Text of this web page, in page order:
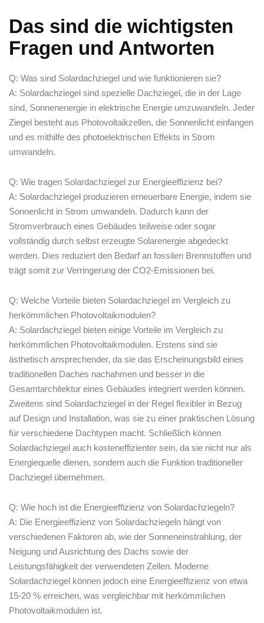
Das sind die wichtigsten
Fragen und Antworten
Q: Was sind Solardachziegel und wie ​funktionieren sie?
A: Solardachziegel sind spezielle Dachziegel, die in der Lage
sind, Sonnenenergie in elektrische Energie umzuwandeln. Jeder
Ziegel besteht aus Photovoltaikzellen, die Sonnenlicht einfangen
und es mithilfe des photoelektrischen Effekts in Strom
umwandeln.
Q: Wie tragen Solardachziegel zur Energieeffizienz bei?
A: Solardachziegel produzieren erneuerbare Energie, indem sie
Sonnenlicht in Strom umwandeln. Dadurch kann der
Stromverbrauch eines Gebäudes teilweise oder sogar
vollständig durch selbst erzeugte Solarenergie abgedeckt
werden. Dies reduziert den Bedarf an ⁣fossilen Brennstoffen und
trägt⁢ somit zur Verringerung ‌der CO2-Emissionen bei.
Q: Welche Vorteile bieten Solardachziegel im Vergleich zu
herkömmlichen Photovoltaikmodulen?
A: Solardachziegel bieten⁤ einige Vorteile im ‍Vergleich zu
herkömmlichen Photovoltaikmodulen. Erstens sind sie
ästhetisch ansprechender, da sie das Erscheinungsbild eines
traditionellen Daches nachahmen und besser in die
Gesamtarchitektur eines Gebäudes‌ integriert werden können.
Zweitens sind Solardachziegel in der Regel flexibler in Bezug
auf Design und ‍Installation, ⁢was sie zu einer praktischen Lösung
für verschiedene Dachtypen macht. Schließlich können
Solardachziegel auch kosteneffizienter sein, da sie nicht nur als
Energiequelle dienen, sondern auch die Funktion traditioneller
Dachziegel übernehmen.
Q: Wie hoch ist⁢ die Energieeffizienz von Solardachziegeln?
A: Die Energieeffizienz von Solardachziegeln hängt von
verschiedenen Faktoren ab, wie der Sonneneinstrahlung, der
Neigung und Ausrichtung des Dachs sowie der
Leistungsfähigkeit der verwendeten Zellen. Moderne
Solardachziegel können jedoch eine Energieeffizienz von etwa
15-20 % erreichen, was vergleichbar mit herkömmlichen
Photovoltaikmodulen ist.